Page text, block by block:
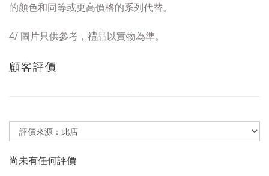
的顏色和同等或更高價格的系列代替。
4/ 圖片只供參考，禮品以實物為準。
顧客評價
尚未有任何評價